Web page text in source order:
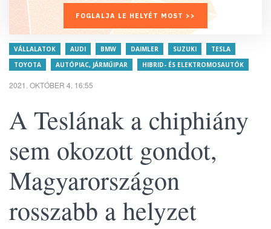
FOGLALJA LE HELYÉT MOST >>
VÁLLALATOK AUDI BMW DAIMLER SUZUKI
TESLA
TOYOTA
AUTÓPIAC, JÁRMŰIPAR HIBRID- ÉS ELEKTROMOSAUTÓK
2021. OKTÓBER 4. 16:55
A Teslának a chiphiány
sem okozott gondot,
Magyarországon
rosszabb a helyzet